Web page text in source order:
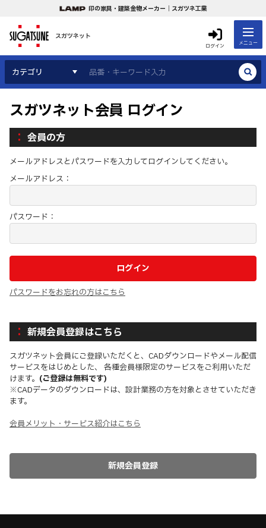
印の家具・建築金物メーカー｜スガツネ工業
スガツネット
ログイン メニュー
カテゴリ
スガツネット会員 ログイン
会員の方
メールアドレスとパスワードを入力してログインしてください。
メールアドレス：
パスワード：
パスワードをお忘れの方はこちら
新規会員登録はこちら
スガツネット会員にご登録いただくと、CADダウンロードやメール配信
サービスをはじめとした、 各種会員様限定のサービスをご利用いただ
けます。 (ご登録は無料です)
※CADデータのダウンロードは、設計業務の方を対象とさせていただき
ます。
会員メリット・サービス紹介はこちら